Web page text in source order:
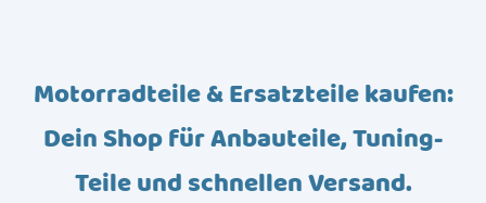
Motorradteile & Ersatzteile kaufen:
Dein Shop für Anbauteile, Tuning-
Teile und schnellen Versand.